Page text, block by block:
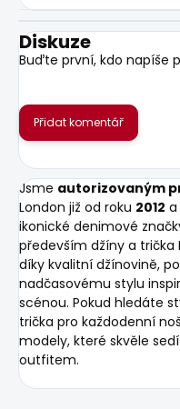
Diskuze
Buďte první, kdo napíše
Přidat komentář
Jsme autorizovaným
London již od roku 2012
ikonické denimové
především džíny a trička
díky kvalitní džínovině,
nadčasovému stylu
scénou. Pokud hledáte
trička pro každodenní
modely, které skvěle
outfitem.